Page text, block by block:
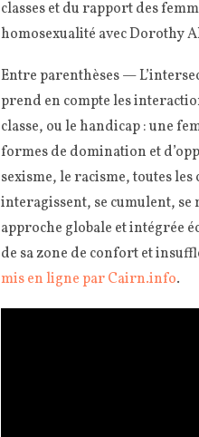
classes et du rapport des
homosexualité avec Dorothy
Entre parenthèses —
prend en compte les
classe, ou le handicap : une
formes de domination et
sexisme, le racisme, toutes
interagissent, se cumulent,
approche globale et intégrée
de sa zone de confort et
mis en ligne par Cairn.info.